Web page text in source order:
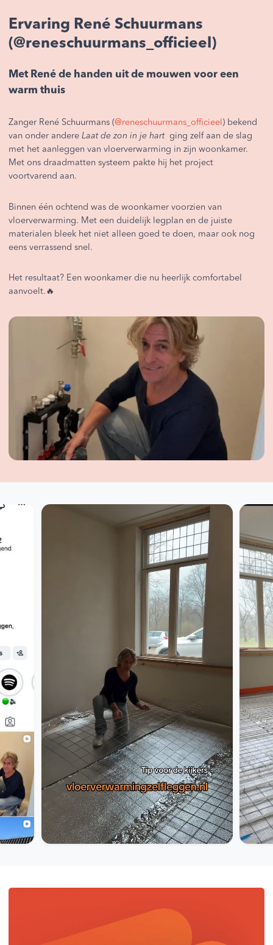
Ervaring René Schuurmans
(@reneschuurmans_officieel)
Met René de handen uit de mouwen voor een
warm thuis
Zanger René Schuurmans (@reneschuurmans_officieel ) bekend
van onder andereLaat de zon in je hart ging zelf aan de slag
met het aanleggen van vloerverwarming in zijn woonkamer.
Met ons draadmatten systeem pakte hij het project
voortvarend aan.
Binnen één ochtend was de woonkamer voorzien van
vloerverwarming. Met een duidelijk legplan en de juiste
materialen bleek het niet alleen goed te doen, maar ook nog
eens verrassend snel.
Het resultaat? Een woonkamer die nu heerlijk comfortabel
aanvoelt.🔥